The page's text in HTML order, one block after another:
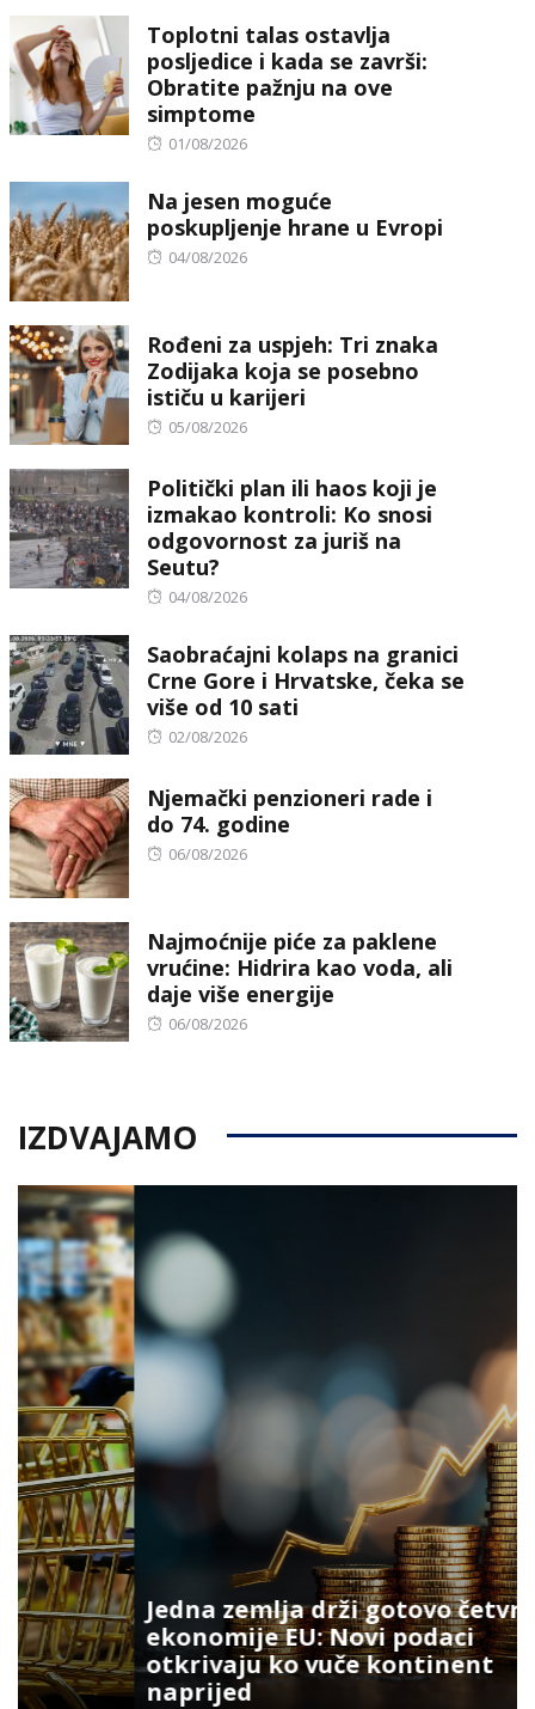
Toplotni talas ostavlja
posljedice i kada se završi:
Obratite pažnju na ove
simptome
Posted
01/08/2026
Na jesen moguće
poskupljenje hrane u Evropi
Posted
04/08/2026
Rođeni za uspjeh: Tri znaka
Zodijaka koja se posebno
ističu u karijeri
Posted
05/08/2026
Politički plan ili haos koji je
izmakao kontroli: Ko snosi
odgovornost za juriš na
Seutu?
Posted
04/08/2026
Saobraćajni kolaps na granici
Crne Gore i Hrvatske, čeka se
više od 10 sati
Posted
02/08/2026
Njemački penzioneri rade i
do 74. godine
Posted
06/08/2026
Najmoćnije piće za paklene
vrućine: Hidrira kao voda, ali
daje više energije
Posted
06/08/2026
IZDVAJAMO
Jedna zemlja drži gotovo četvrtinu
ekonomije EU: Novi podaci
otkrivaju ko vuče kontinent
naprijed